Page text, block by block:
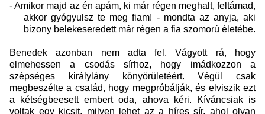
- Amikor majd az én apám, ki már régen meghalt, feltámad,
akkor gyógyulsz te meg fiam! - mondta az anyja, aki
bizony belekeseredett már régen a fia szomorú életébe.
Benedek azonban nem adta fel. Vágyott rá, hogy
elmehessen a csodás sírhoz, hogy imádkozzon a
szépséges királylány könyörületéért. Végül csak
megbeszélte a család, hogy megpróbálják, és elviszik ezt
a kétségbeesett embert oda, ahova kéri. Kíváncsiak is
voltak egy kicsit, milyen lehet az a híres sír, ahol olyan